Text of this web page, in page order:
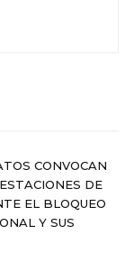
CONVOCAN
DE
EL BLOQUEO
Y SUS